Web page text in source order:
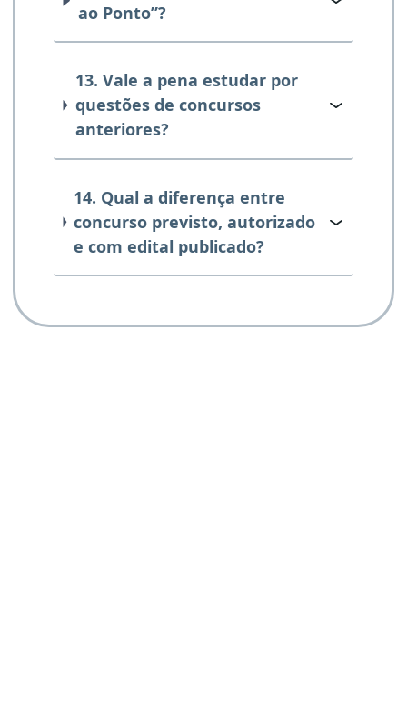
ao Ponto”?
13. Vale a pena estudar por
questões de concursos
anteriores?
14. Qual a diferença entre
concurso previsto, autorizado
e com edital publicado?